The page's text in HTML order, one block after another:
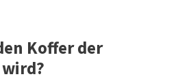
Koffer der